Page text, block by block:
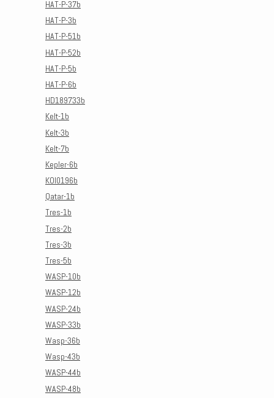
HAT-P-37b
HAT-P-3b
HAT-P-51b
HAT-P-52b
HAT-P-5b
HAT-P-6b
HD189733b
Kelt-1b
Kelt-3b
Kelt-7b
Kepler-6b
KOI0196b
Qatar-1b
Tres-1b
Tres-2b
Tres-3b
Tres-5b
WASP-10b
WASP-12b
WASP-24b
WASP-33b
Wasp-36b
Wasp-43b
WASP-44b
WASP-48b